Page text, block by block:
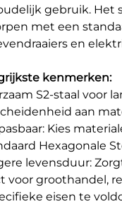
gebruik. Het
met een
en
kenmerken:
S2-staal voor
aan
Kies
Hexagonale
levensduur:
voor groothandel,
eisen te